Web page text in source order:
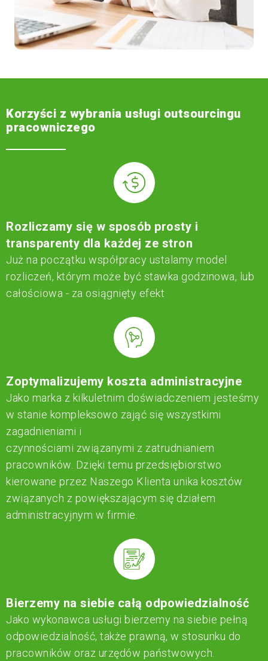
Korzyści z wybrania usługi outsourcingu
pracowniczego
Rozliczamy się w sposób prosty i
transparenty dla każdej ze stron
Już na początku współpracy ustalamy model
rozliczeń, którym może być stawka godzinowa, lub
całościowa - za osiągnięty efekt
Zoptymalizujemy koszta administracyjne
Jako marka z kilkuletnim doświadczeniem jesteśmy
w stanie kompleksowo zająć się wszystkimi
zagadnieniami i
czynnościami związanymi z zatrudnianiem
pracowników. Dzięki temu przedsiębiorstwo
kierowane przez Naszego Klienta unika kosztów
związanych z powiększającym się działem
administracyjnym w firmie.
Bierzemy na siebie całą odpowiedzialność
Jako wykonawca usługi bierzemy na siebie pełną
odpowiedzialność, także prawną, w stosunku do
pracowników oraz urzędów państwowych.